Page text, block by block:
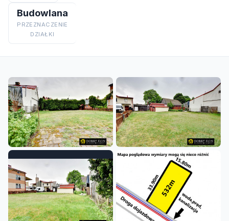
Budowlana
PRZEZNACZENIE
DZIAŁKI